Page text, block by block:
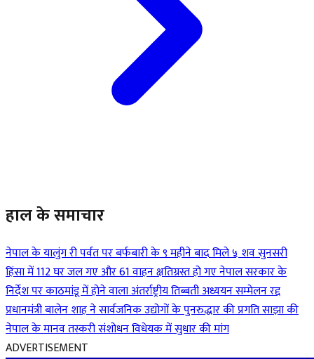
हाल के समाचार
नेपाल के यालुंग री पर्वत पर बर्फबारी के ९ महीने बाद मिले ५ शवसुनसरी
हिंसा में 112 घर जल गए और 61 वाहन क्षतिग्रस्त हो गएनेपाल सरकार के
निर्देश पर काठमांडू में होने वाला अंतर्राष्ट्रीय तिब्बती अध्ययन सम्मेलन रद्द
प्रधानमंत्री बालेन शाह ने सार्वजनिक उद्योगों के पुनरुद्धार की प्रगति साझा की
नेपाल के मानव तस्करी संशोधन विधेयक में सुधार की मांग
ADVERTISEMENT